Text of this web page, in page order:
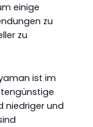
einige
zu
zu
ist im
niedriger und